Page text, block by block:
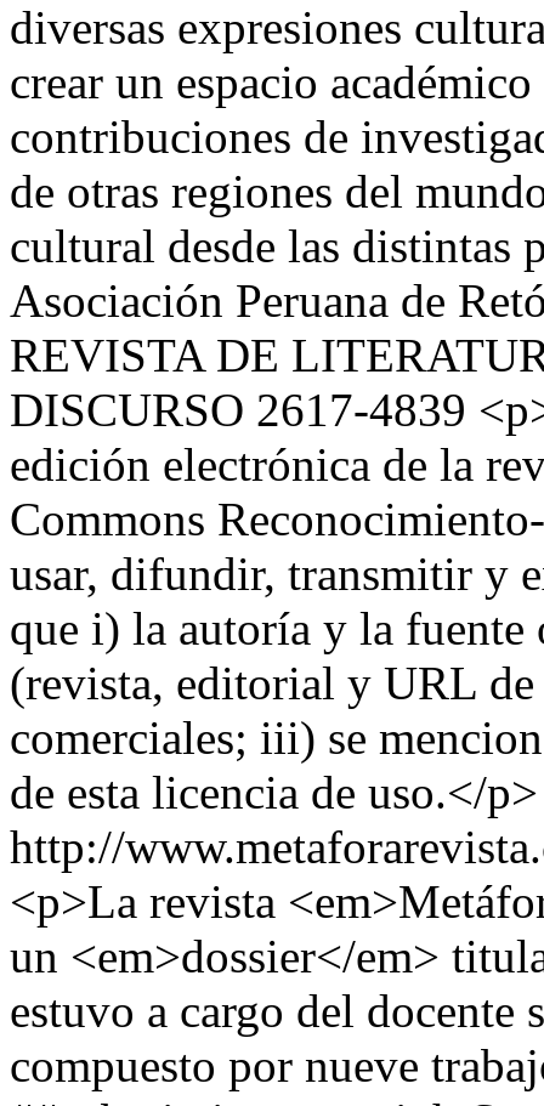
diversas expresiones
crear un espacio
contribuciones de
de otras regiones del
cultural desde las distintas
Asociación Peruana de
REVISTA DE
DISCURSO 2617-4839
edición electrónica de la
Commons
usar, difundir, transmitir y
que i) la autoría y la
(revista, editorial y URL
comerciales; iii) se
de esta licencia de uso.</p>
http://
<p>La revista
un <em>dossier</em>
estuvo a cargo del docente
compuesto por nueve